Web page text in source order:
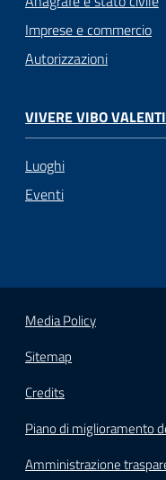
Imprese e commercio
Autorizzazioni
VIVERE VIBO
Luoghi
Eventi
Media Policy
Sitemap
Credits
Piano di miglioramento
Amministrazione